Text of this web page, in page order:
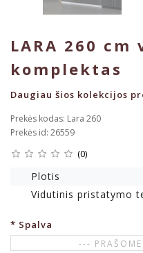
LARA 260
komplektas
Daugiau šios kolekcijos
Prekės kodas: Lara 260
Prekės id: 26559
(0)
Plotis
Vidutinis pristatymo
Spalva
---